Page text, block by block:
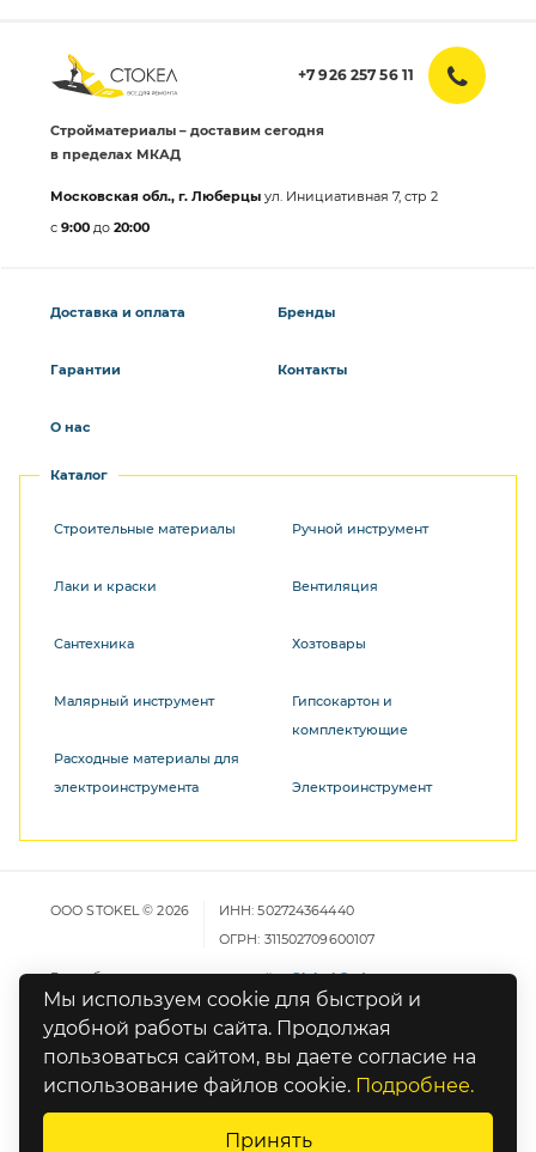
+7 926 257 56 11
Стройматериалы – доставим сегодня
в пределах МКАД
Московская обл., г. Люберцы ул. Инициативная 7, стр 2
с 9:00 до 20:00
Доставка и оплата
Гарантии
О нас
Бренды
Контакты
Каталог
Строительные материалы
Лаки и краски
Сантехника
Малярный инструмент
Расходные материалы для
электроинструмента
Ручной инструмент
Вентиляция
Хозтовары
Гипсокартон и
комплектующие
Электроинструмент
ООО STOKEL © 2026
ИНН: 502724364440
ОГРН: 311502709600107
Разработка и продвижение сайтаGlobal Code
Карта сайта
Политика конфиденциальности
Оставьте отзыв о работе сайта
Мы используем cookie для быстрой и
удобной работы сайта. Продолжая
пользоваться сайтом, вы даете согласие на
использование файлов cookie. Подробнее.
Принять